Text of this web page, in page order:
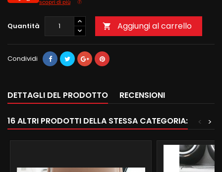
scopri di più
Quantità  Aggiungi al carrello
Condividi
DETTAGLI DEL PRODOTTO RECENSIONI
16 ALTRI PRODOTTI DELLA STESSA CATEGORIA: >
<